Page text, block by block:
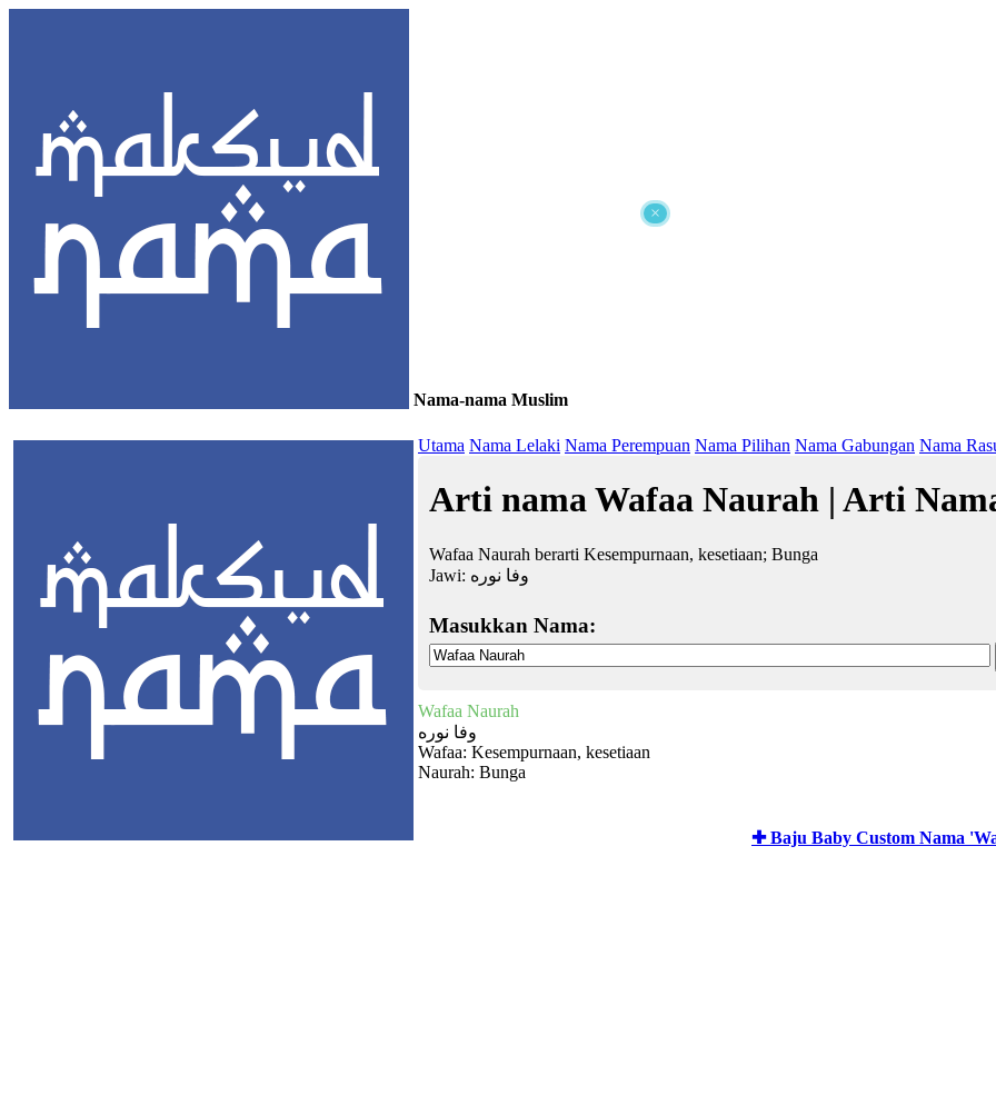
×
Nama-nama Muslim
Utama Nama Lelaki Nama Perempuan Nama Pilihan Nama Gabungan Nama
Arti nama Wafaa Naurah | Arti
Wafaa Naurah berarti Kesempurnaan, kesetiaan; Bunga
Jawi: وفا نوره
Masukkan Nama:
Wafaa Naurah
وفا نوره
Wafaa: Kesempurnaan, kesetiaan
Naurah: Bunga
✚ Baju Baby Custom Nama